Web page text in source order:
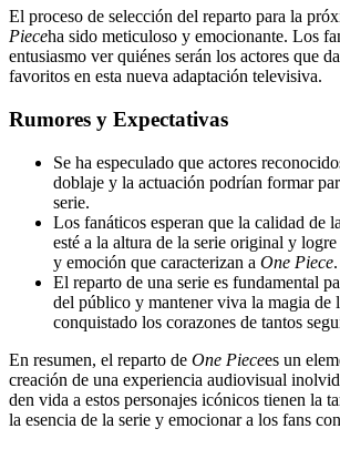
El proceso de selección del reparto para la
Pieceha sido meticuloso y emocionante. Los
entusiasmo ver quiénes serán los actores que
favoritos en esta nueva adaptación televisiva.
Rumores y Expectativas
Se ha especulado que actores
doblaje y la actuación podrían formar
serie.
Los fanáticos esperan que la calidad de
esté a la altura de la serie original y
y emoción que caracterizan a One Piece.
El reparto de una serie es fundamental
del público y mantener viva la magia de
conquistado los corazones de tantos
En resumen, el reparto de One Piecees un
creación de una experiencia audiovisual
den vida a estos personajes icónicos tienen la
la esencia de la serie y emocionar a los fans